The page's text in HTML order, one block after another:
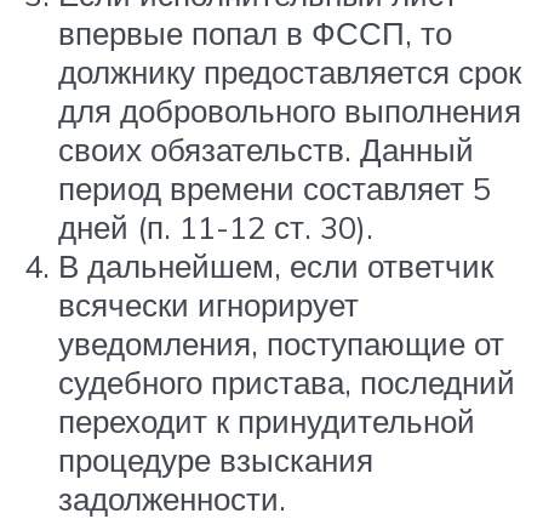
впервые попал в ФССП, то
должнику предоставляется срок
для добровольного выполнения
своих обязательств. Данный
период времени составляет 5
дней (п. 11-12 ст. 30).
В дальнейшем, если ответчик
всячески игнорирует
уведомления, поступающие от
судебного пристава, последний
переходит к принудительной
процедуре взыскания
задолженности.